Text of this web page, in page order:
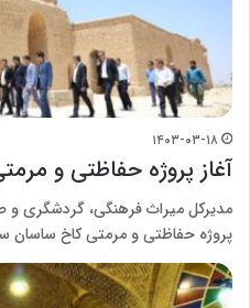
۱۴۰۳-۰۳-۱۸
آغاز پروژه حفاظتی و
مدیرکل میراث فرهنگی، گردشگری و
پروژه حفاظتی و مرمتی کاخ ساسان